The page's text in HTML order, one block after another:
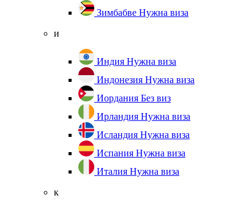
Зимбабве Нужна виза
и
Индия Нужна виза
Индонезия Нужна виза
Иордания Без виз
Ирландия Нужна виза
Исландия Нужна виза
Испания Нужна виза
Италия Нужна виза
к